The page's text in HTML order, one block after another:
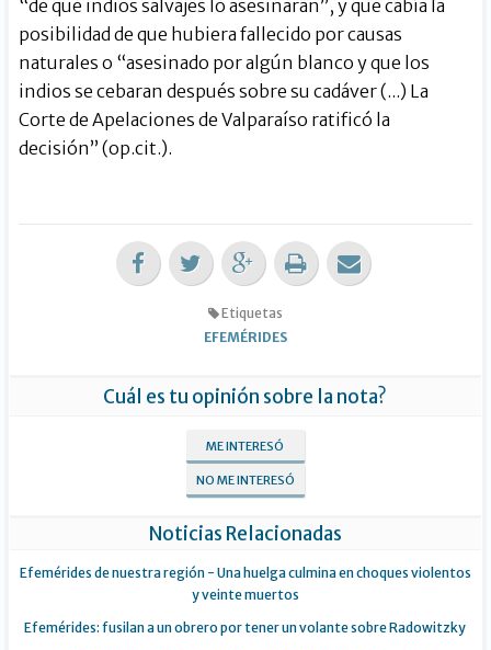
“de que indios salvajes lo asesinaran”, y que cabía la
posibilidad de que hubiera fallecido por causas
naturales o “asesinado por algún blanco y que los
indios se cebaran después sobre su cadáver (...) La
Corte de Apelaciones de Valparaíso ratificó la
decisión” (op.cit.).
Etiquetas
EFEMÉRIDES
Cuál es tu opinión sobre la nota?
ME INTERESÓ
NO ME INTERESÓ
Noticias Relacionadas
Efemérides de nuestra región - Una huelga culmina en choques violentos
y veinte muertos
Efemérides: fusilan a un obrero por tener un volante sobre Radowitzky